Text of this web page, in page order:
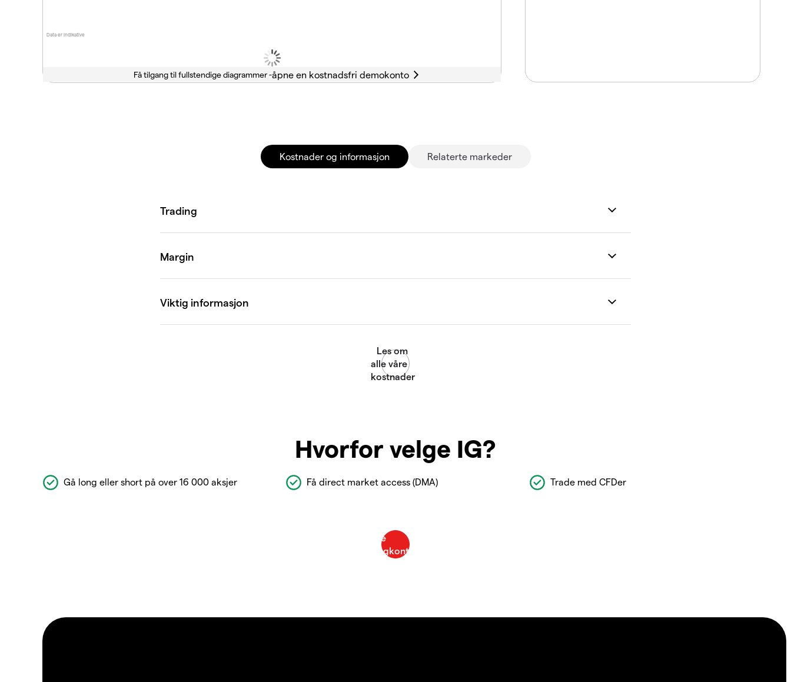
Data er indikative
Få tilgang til fullstendige diagrammer -
Kostnader og informasjon Relaterte markeder
Hvorfor velge IG?
Gå long eller short på over 16 000 aksjer Få direct market access (DMA) Trade med CFDer